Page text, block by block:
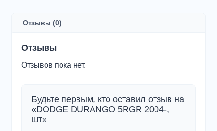
Отзывы (0)
Отзывы
Отзывов пока нет.
Будьте первым, кто оставил отзыв на
«DODGE DURANGO 5RGR 2004-,
шт»